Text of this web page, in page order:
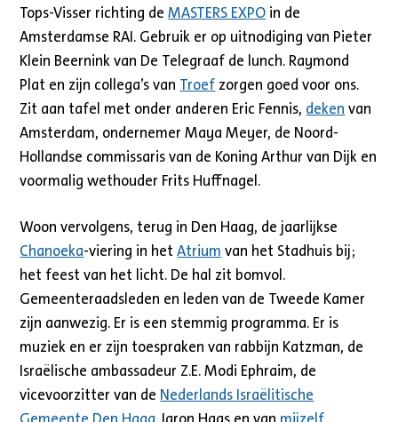
Tops-Visser richting deMASTERS EXPO in de
Amsterdamse RAI. Gebruik er op uitnodiging van Pieter
Klein Beernink van De Telegraaf de lunch. Raymond
Plat en zijn collega’s van Troef zorgen goed voor ons.
Zit aan tafel met onder anderen Eric Fennis, deken van
Amsterdam, ondernemer Maya Meyer, de Noord-
Hollandse commissaris van de Koning Arthur van Dijk en
voormalig wethouder Frits Huffnagel.
Woon vervolgens, terug in Den Haag, de jaarlijkse
Chanoeka-viering in hetAtrium van het Stadhuis bij;
het feest van het licht. De hal zit bomvol.
Gemeenteraadsleden en leden van de Tweede Kamer
zijn aanwezig. Er is een stemmig programma. Er is
muziek en er zijn toespraken van rabbijn Katzman, de
Israëlische ambassadeur Z.E. Modi Ephraim, de
vicevoorzitter van de Nederlands Israëlitische